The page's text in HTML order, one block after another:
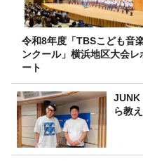
令和8年度「TBSこども音
ンクール」横浜地区大会レ
ート
JUNK バナナマン「錦鯉・渡辺隆さんか
ら教